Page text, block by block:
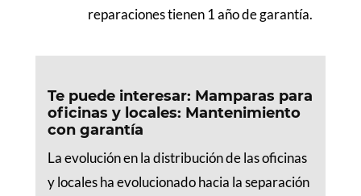
reparaciones tienen 1 año de garantía.
Te puede interesar: Mamparas para
oficinas y locales: Mantenimiento
con garantía
La evolución en la distribución de las oficinas
y locales ha evolucionado hacia la separación